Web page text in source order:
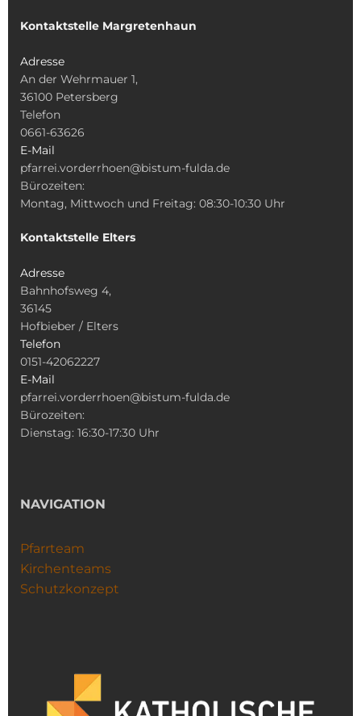
Kontaktstelle Margretenhaun
Adresse
An der Wehrmauer 1,
36100 Petersberg
Telefon
0661-63626
E-Mail
pfarrei.vorderrhoen@bistum-fulda.de
Bürozeiten:
Montag, Mittwoch und Freitag: 08:30-10:30 Uhr
Kontaktstelle Elters
Adresse
Bahnhofsweg 4,
36145
Hofbieber / Elters
Telefon
0151-42062227
E-Mail
pfarrei.vorderrhoen@bistum-fulda.de
Bürozeiten:
Dienstag: 16:30-17:30 Uhr
NAVIGATION
Pfarrteam
Kirchenteams
Schutzkonzept